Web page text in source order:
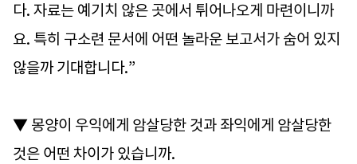
다. 자료는 예기치 않은 곳에서 튀어나오게 마련이니까
요. 특히 구소련 문서에 어떤 놀라운 보고서가 숨어 있지
않을까 기대합니다.”
▼ 몽양이 우익에게 암살당한 것과 좌익에게 암살당한
것은 어떤 차이가 있습니까.